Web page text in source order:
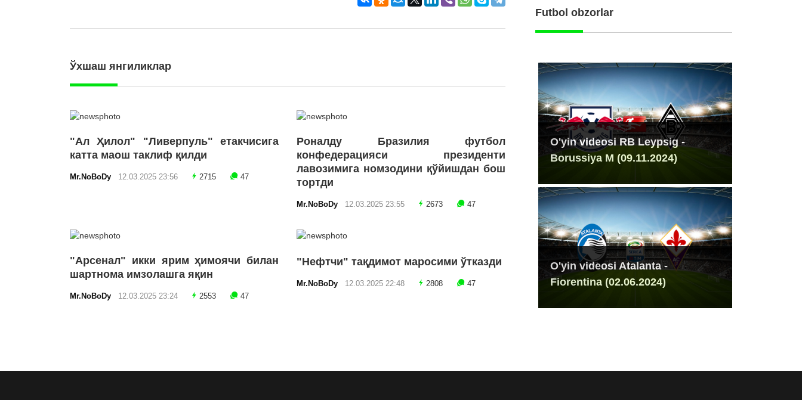
Ўхшаш янгиликлар
"Ал Ҳилол" "Ливерпуль" етакчисига
катта маош таклиф қилди
Mr.NoBoDy 12.03.2025 23:56 2715 47
Роналду Бразилия футбол
конфедерацияси президенти
лавозимига номзодини қўйишдан бош
тортди
Mr.NoBoDy 12.03.2025 23:55 2673 47
"Арсенал" икки ярим ҳимоячи билан
шартнома имзолашга яқин
Mr.NoBoDy 12.03.2025 23:24 2553 47
"Нефтчи" тақдимот маросими ўтказди
Mr.NoBoDy 12.03.2025 22:48 2808 47
Futbol obzorlar
O'yin videosi RB Leypsig -
Borussiya M (09.11.2024)
O'yin videosi Atalanta -
Fiorentina (02.06.2024)